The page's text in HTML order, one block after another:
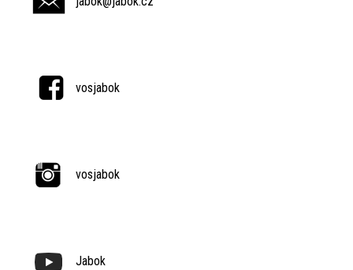
vosjabok
vosjabok
Jabok